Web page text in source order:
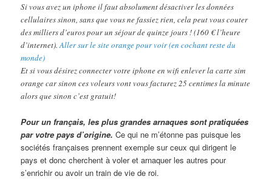
Si vous avez un iphone il faut absolument désactiver les données
cellulaires sinon, sans que vous ne fassiez rien, cela peut vous couter
des milliers d’euros pour un séjour de quinze jours ! (160 € l’heure
d’internet).Aller sur le site orange pour voir (en cochant reste du
monde)
Et si vous désirez connecter votre iphone en wifi enlever la carte sim
orange car sinon ces voleurs vont vous facturez 25 centimes la minute
alors que sinon c’est gratuit!
Pour un français, les plus grandes arnaques sont pratiquées
par votre pays d’origine. Ce qui ne m’étonne pas puisque les
sociétés françaises prennent exemple sur ceux qui dirigent le
pays et donc cherchent à voler et arnaquer les autres pour
s’enrichir ou avoir un train de vie de roi.